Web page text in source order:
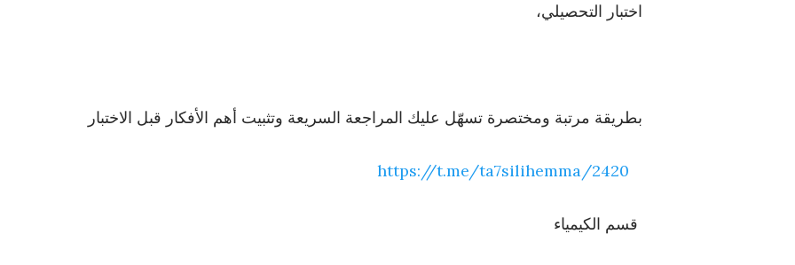
اختبار التحصيلي،
بطريقة مرتبة ومختصرة تسهّل عليك المراجعة السريعة وتثبيت أهم الأفكار قبل الاختبار
https://t.me/ta7silihemma/2420
قسم الكيمياء